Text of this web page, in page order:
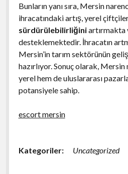
Bunların yanı sıra, Mersin
ihracatındaki artış, yerel
sürdürülebilirliğiniartırmakta
desteklemektedir. İhracatın
Mersin’in tarım sektörünün
hazırlıyor. Sonuç olarak,
yerel hem de uluslararası
potansiyele sahip.
escort mersin
Kategoriler: Uncategorized